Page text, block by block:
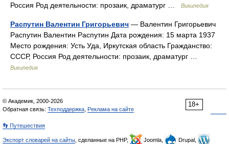
Россия Род деятельности: прозаик, драматург …
Википедия
Распутин Валентин Григорьевич — Валентин Григорьевич
Распутин Валентин Распутин Дата рождения: 15 марта 1937
Место рождения: Усть Уда, Иркутская область Гражданство:
СССР, Россия Род деятельности: прозаик, драматург …
Википедия
18+
© Академик, 2000-2026
Обратная связь: Техподдержка Реклама на сайте
👣 Путешествия
Экспорт словарей на сайты , сделанные на PHP, Joomla,
Drupal,